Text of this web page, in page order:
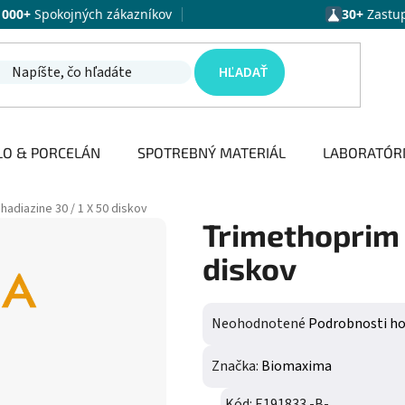
Spokojných zákazníkov 30+
HĽADAŤ
& PORCELÁN SPOTREBNÝ MATERIÁL
30 / 1 X 50 diskov
Trimethoprim
diskov
Priemerné hodnotenie
Neohodnotené Podrobnosti
Značka: Biomaxima